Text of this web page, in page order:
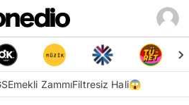
Emekli ZammıFiltresiz Hali😱